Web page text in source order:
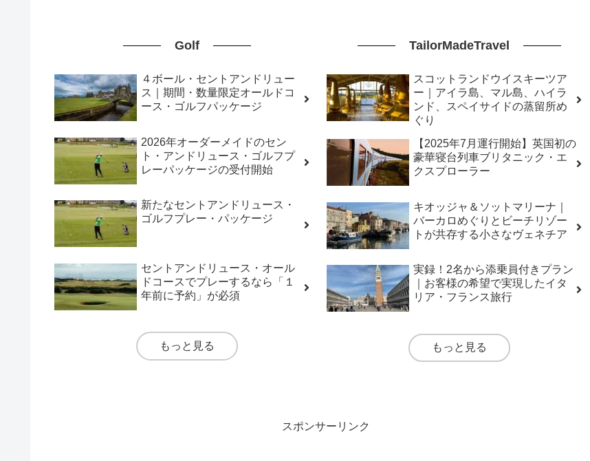
Golf
４ボール・セントアンドリュー
ス｜期間・数量限定オールドコ
ース・ゴルフパッケージ
2026年オーダーメイドのセン
ト・アンドリュース・ゴルフプ
レーパッケージの受付開始
新たなセントアンドリュース・
ゴルフプレー・パッケージ
セントアンドリュース・オール
ドコースでプレーするなら「１
年前に予約」が必須
もっと見る
TailorMadeTravel
スコットランドウイスキーツア
ー｜アイラ島、マル島、ハイラ
ンド、スペイサイドの蒸留所め
ぐり
【2025年7月運行開始】英国初の
豪華寝台列車ブリタニック・エ
クスプローラー
キオッジャ＆ソットマリーナ｜
バーカロめぐりとビーチリゾー
トが共存する小さなヴェネチア
実録！2名から添乗員付きプラン
｜お客様の希望で実現したイタ
リア・フランス旅行
もっと見る
スポンサーリンク